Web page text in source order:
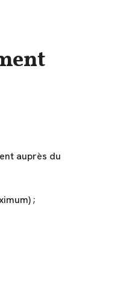
auprès du
;